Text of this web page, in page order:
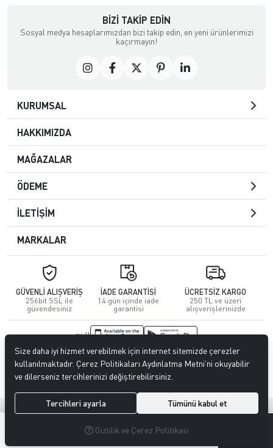
BIZI TAKIP EDIN
Sosyal medya hesaplarımızdan bizi takip edin, en yeni ürünlerimizi
kaçırmayın!
KURUMSAL
HAKKIMIZDA
MAĞAZALAR
ÖDEME
İLETİŞİM
MARKALAR
GÜVENLİ ALIŞVERİŞ
256bit SSL ile
güvendesiniz
İADE GARANTİSİ
14 gün içinde iade
garantisi
ÜCRETSİZ KARGO
250 TL ve üzeri
alışverişlerinizde
null
© 2023CENGİZ DERİ. Tüm hakları saklıdır.
Hipotenüs ®Yeni Nesil E-Ticaret Sistemleri ile Hazırlanmıştır.
Size daha iyi hizmet verebilmek için internet sitemizde çerezler
kullanılmaktadır. Çerez Politikaları Aydınlatma Metni’ni okuyabilir
ve dilerseniz tercihlerinizi değiştirebilirsiniz.
Tercihleri ayarla Tümünü kabul et
Gizlilik ve Çerez Politikası